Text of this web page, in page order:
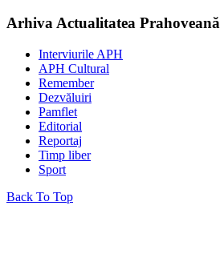
Arhiva Actualitatea Prahoveană
Interviurile APH
APH Cultural
Remember
Dezvăluiri
Pamflet
Editorial
Reportaj
Timp liber
Sport
Back To Top